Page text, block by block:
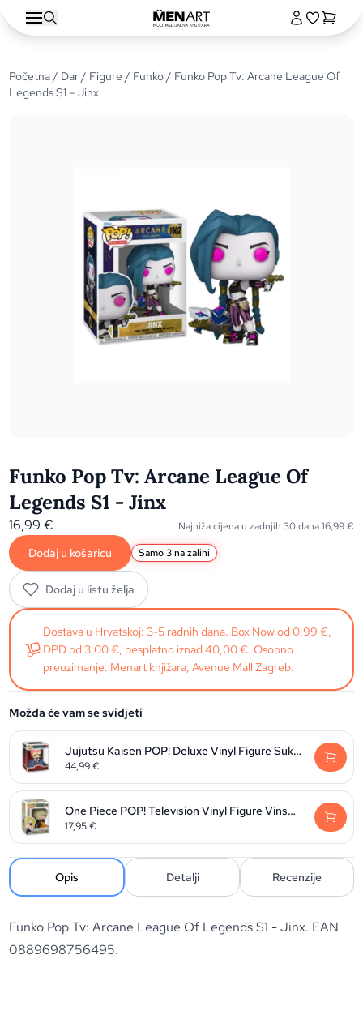
Početna/ Dar/ Figure / Funko/ Funko Pop Tv: Arcane League Of
Legends S1 – Jinx
Funko Pop Tv: Arcane League Of
Legends S1 - Jinx
16,99€ Najniža cijena u zadnjih 30 dana16,99€
Dodaj u košaricu Samo 3 na zalihi
Dodaj u listu želja
Dostava u Hrvatskoj: 3-5 radnih dana. Box Now od 0,99 €,
DPD od 3,00 €, besplatno iznad 40,00 €. Osobno
preuzimanje: Menart knjižara, Avenue Mall Zagreb.
Možda će vam se svidjeti
Jujutsu Kaisen POP! Deluxe Vinyl Figure Sukuna 9 cm
44,99€
One Piece POP! Television Vinyl Figure Vinsmoke Sanji 9 cm
17,95€
Opis Detalji Recenzije
Funko Pop Tv: Arcane League Of Legends S1 - Jinx. EAN
0889698756495.